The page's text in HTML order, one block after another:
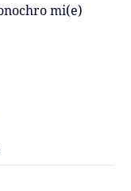
mi(e)